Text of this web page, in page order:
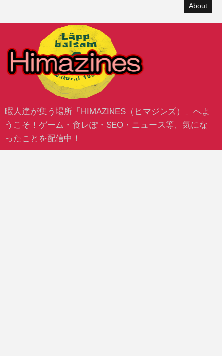
About
暇人達が集う場所「HIMAZINES（ヒマジンズ）」へよ
うこそ！ゲーム・食レぽ・SEO・ニュース等、気にな
ったことを配信中！